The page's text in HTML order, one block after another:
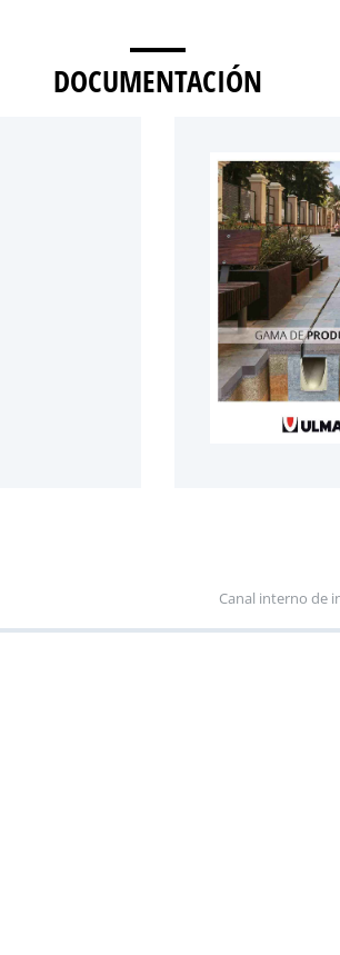
DOCUMENTACIÓN
Canal interno de